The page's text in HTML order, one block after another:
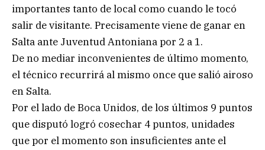
importantes tanto de local como cuando le tocó
salir de visitante. Precisamente viene de ganar en
Salta ante Juventud Antoniana por 2 a 1.
De no mediar inconvenientes de último momento,
el técnico recurrirá al mismo once que salió airoso
en Salta.
Por el lado de Boca Unidos, de los últimos 9 puntos
que disputó logró cosechar 4 puntos, unidades
que por el momento son insuficientes ante el